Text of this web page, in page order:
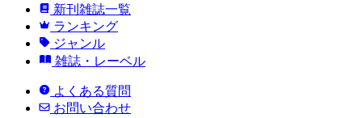
新刊雑誌一覧
ランキング
ジャンル
雑誌・レーベル
よくある質問
お問い合わせ